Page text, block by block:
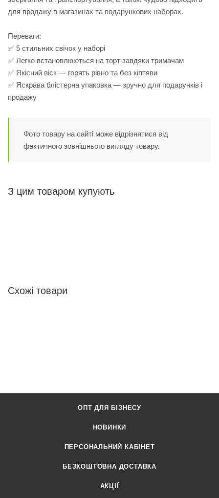
для продажу в магазинах та подарункових наборах.
Переваги:
✅ 5 стильних свічок у наборі
✅ Легко встановлюються на торт завдяки тримачам
✅ Якісний віск — горять рівно та без кіптяви
✅ Яскрава блістерна упаковка — зручно для подарунків і
продажу
Фото товару на сайті може відрізнятися від
фактичного зовнішнього вигляду товару.
З цим товаром купують
Схожі товари
ОПТ ДЛЯ БІЗНЕСУ
НОВИНКИ
ПЕРСОНАЛЬНИЙ КАБІНЕТ
БЕЗКОШТОВНА ДОСТАВКА
АКЦІЇ